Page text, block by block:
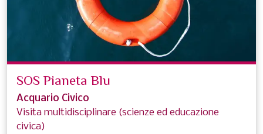
SOS Pianeta Blu
Acquario Civico
Visita multidisciplinare (scienze ed educazione
civica)